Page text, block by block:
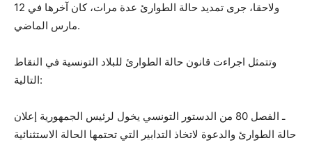
ولاحقا، جرى تمديد حالة الطوارئ عدة مرات، كان آخرها في 12
مارس الماضي.
وتتمثل اجراءت قانون حالة الطوارئ للبلاد التونسية في النقاط
التالية:
ـ الفصل 80 من الدستور التونسي يخول لرئيس الجمهورية إعلان
حالة الطوارئ والدعوة لاتخاذ التدابير التي تحتمها الحالة الاستثنائية